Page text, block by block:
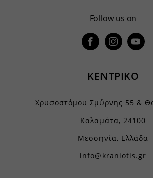
Follow us on
ΚΕΝΤΡΙΚΟ
Χρυσοστόμου Σμύρνης 55 &
Καλαμάτα, 24100
Μεσσηνία, Ελλάδα
info@kraniotis.gr
kraniotis-gr.themebook.cloud